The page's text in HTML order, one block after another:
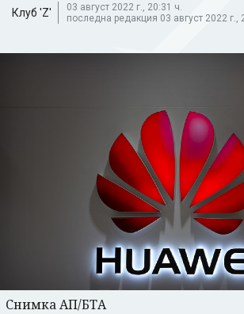
Клуб 'Z'
03 август 2022 г., 20:31 ч.
последна редакция 03 август 2022 г.,
Снимка АП/БТА